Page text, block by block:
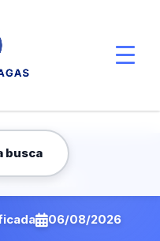
busca
06/08/2026